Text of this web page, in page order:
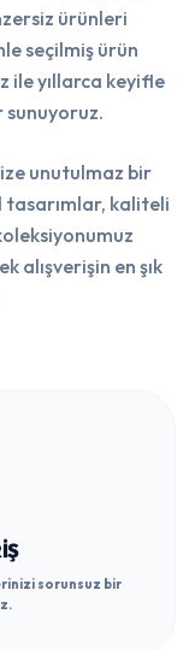
ürünleri
seçilmiş ürün
ile yıllarca keyifle
sunuyoruz.
unutulmaz bir
tasarımlar, kaliteli
alışverişin en şık
sorunsuz bir